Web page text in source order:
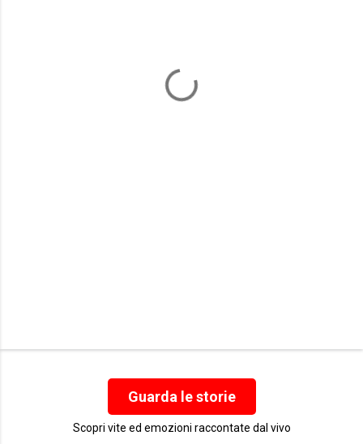
Guarda le storie
Scopri vite ed emozioni raccontate dal vivo